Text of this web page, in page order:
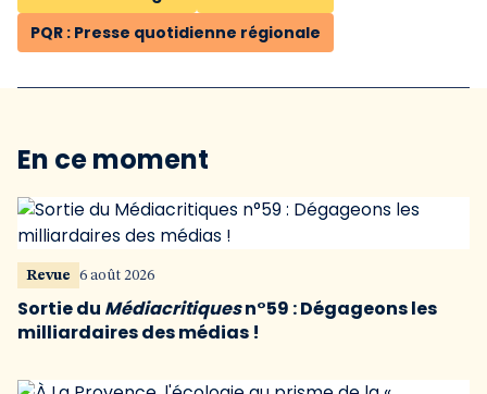
PQR : Presse quotidienne régionale
En ce moment
Revue 6 août 2026
Sortie du Médiacritiquesn°59 : Dégageons les
milliardaires des médias !